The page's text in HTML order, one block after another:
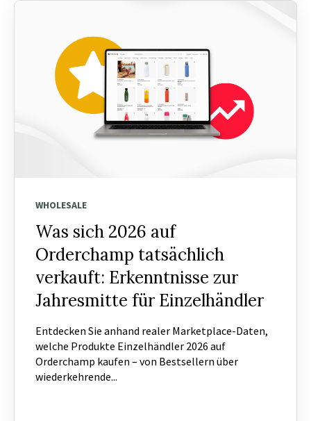
WHOLESALE
Was sich 2026 auf
Orderchamp tatsächlich
verkauft: Erkenntnisse zur
Jahresmitte für Einzelhändler
Entdecken Sie anhand realer Marketplace-Daten,
welche Produkte Einzelhändler 2026 auf
Orderchamp kaufen – von Bestsellern über
wiederkehrende...